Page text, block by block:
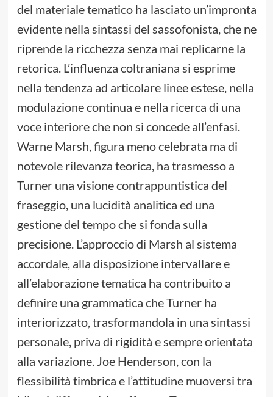
del materiale tematico ha lasciato un’impronta
evidente nella sintassi del sassofonista, che ne
riprende la ricchezza senza mai replicarne la
retorica. L’influenza coltraniana si esprime
nella tendenza ad articolare linee estese, nella
modulazione continua e nella ricerca di una
voce interiore che non si concede all’enfasi.
Warne Marsh, figura meno celebrata ma di
notevole rilevanza teorica, ha trasmesso a
Turner una visione contrappuntistica del
fraseggio, una lucidità analitica ed una
gestione del tempo che si fonda sulla
precisione. L’approccio di Marsh al sistema
accordale, alla disposizione intervallare e
all’elaborazione tematica ha contribuito a
definire una grammatica che Turner ha
interiorizzato, trasformandola in una sintassi
personale, priva di rigidità e sempre orientata
alla variazione. Joe Henderson, con la
flessibilità timbrica e l’attitudine muoversi tra